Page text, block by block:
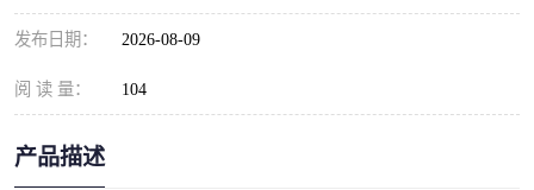
发布日期： 2026-08-09
阅 读 量： 104
产品描述